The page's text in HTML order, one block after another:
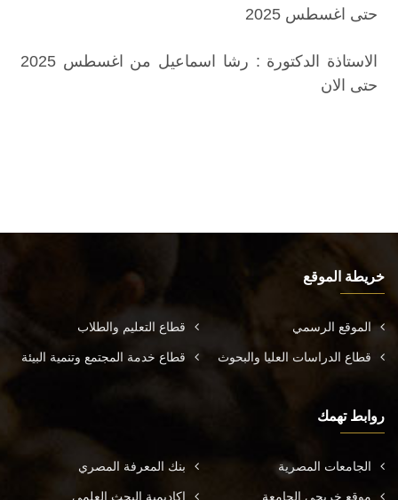
حتى اغسطس 2025
الاستاذة الدكتورة : رشا اسماعيل من اغسطس 2025
حتى الان
خريطة الموقع
الموقع الرسمي قطاع التعليم والطلاب
قطاع الدراسات العليا والبحوث قطاع خدمة المجتمع وتنمية البيئة
روابط تهمك
الجامعات المصرية بنك المعرفة المصري
موقع خريجي الجامعة اكاديمية البحث العلمي